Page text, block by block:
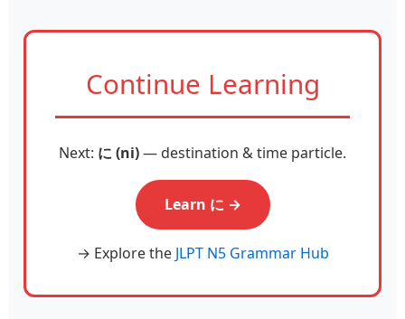
Continue Learning
Next: に (ni)— destination & time particle.
Learn に →
→ Explore the JLPT N5 Grammar Hub